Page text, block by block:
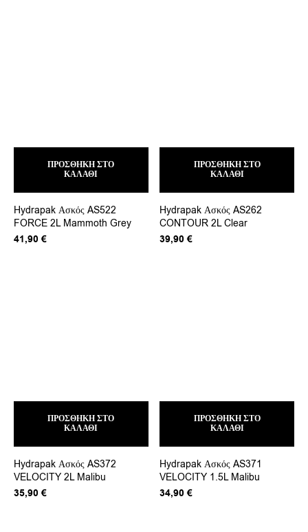
ΠΡΟΣΘΉΚΗ ΣΤΟ
ΚΑΛΆΘΙ
Hydrapak Ασκός AS522
FORCE 2L Mammoth Grey
41,90 €
ΠΡΟΣΘΉΚΗ ΣΤΟ
ΚΑΛΆΘΙ
Hydrapak Ασκός AS262
CONTOUR 2L Clear
39,90€
ΠΡΟΣΘΉΚΗ ΣΤΟ
ΚΑΛΆΘΙ
Hydrapak Ασκός AS372
VELOCITY 2L Malibu
35,90 €
ΠΡΟΣΘΉΚΗ ΣΤΟ
ΚΑΛΆΘΙ
Hydrapak Ασκός AS371
VELOCITY 1.5L Malibu
34,90€